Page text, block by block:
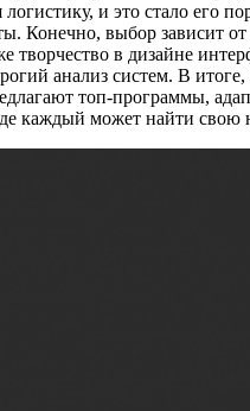
и это стало его
Конечно, выбор зависит от
творчество в дизайне
анализ систем. В итоге,
топ-программы,
каждый может найти свою